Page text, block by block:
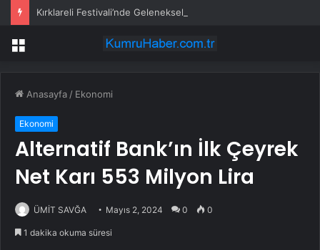
Kırklareli Festivali’nde Geleneksel Defile
Menü
Anasayfa / Ekonomi
Ekonomi
Alternatif Bank’ın İlk Çeyrek
Net Karı 553 Milyon Lira
ÜMİT SAVĞA Mayıs 2, 2024 0 0
1 dakika okuma süresi